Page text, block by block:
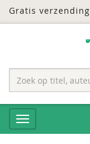
Gratis verzending